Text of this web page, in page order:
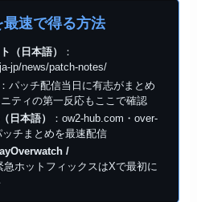
速で得る方法
（日本語）
：
jp/news/patch-notes/
：パッチ配信当日に有志がまとめ
ティの第一反応もここで確認
日本語）
：ow2-hub.com・over-
チまとめを最速配信
/
急ホットフィックスはXで最初に